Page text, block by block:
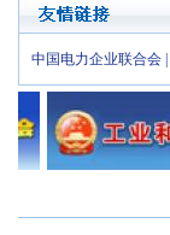
中国电力企业联合会